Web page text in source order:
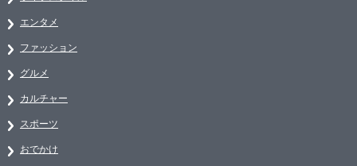
エンタメ
ファッション
グルメ
カルチャー
スポーツ
おでかけ